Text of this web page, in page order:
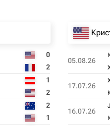
0
2
1
2
2
1
05.08.26
17.07.26
16.07.26